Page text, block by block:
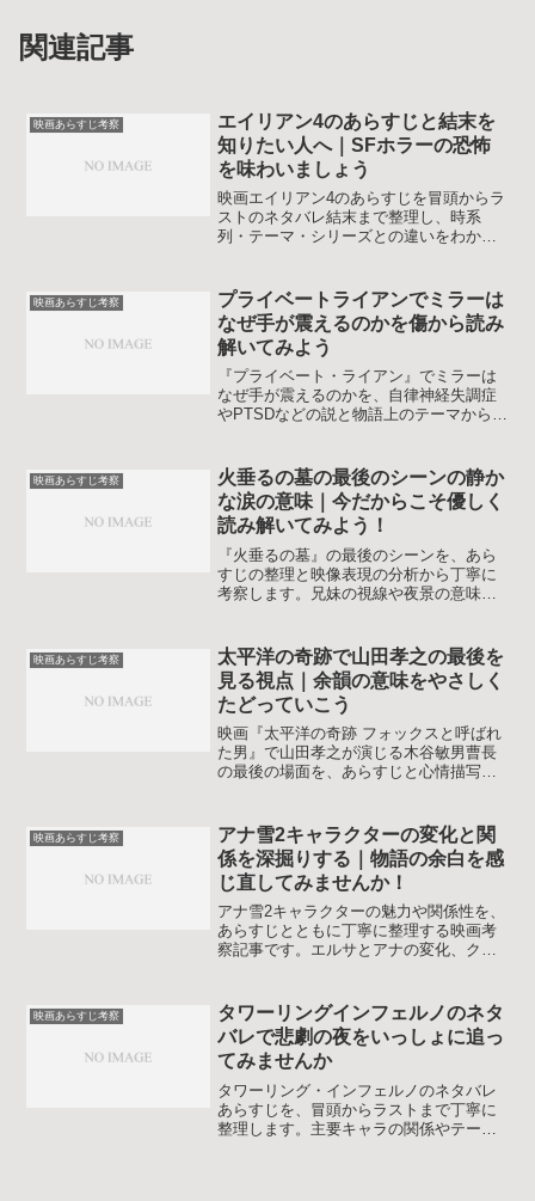
関連記事
映画あらすじ考察
エイリアン4のあらすじと結末を
知りたい人へ｜SFホラーの恐怖
を味わいましょう
映画エイリアン4のあらすじを冒頭からラ
ストのネタバレ結末まで整理し、時系
列・テーマ・シリーズとの違いをわかり
プリーのクローンやニューエイリアンの
関係性にも触れ、作品の怖さと切なさの
両方を味わえるガイドです。
映画あらすじ考察
プライベートライアンでミラーは
なぜ手が震えるのかを傷から読み
解いてみよう
『プライベート・ライアン』でミラーは
なぜ手が震えるのかを、自律神経失調症
やPTSDなどの説と物語上のテーマからや
映画あらすじ考察
火垂るの墓の最後のシーンの静か
な涙の意味｜今だからこそ優しく
読み解いてみよう！
『火垂るの墓』の最後のシーンを、あら
すじの整理と映像表現の分析から丁寧に
考察します。兄妹の視線や夜景の意味、
に深まるラストシーンの受け止め方を整
えられます。
映画あらすじ考察
太平洋の奇跡で山田孝之の最後を
見る視点｜余韻の意味をやさしく
たどっていこう
映画『太平洋の奇跡 フォックスと呼ばれ
た男』で山田孝之が演じる木谷敏男曹長
の最後の場面を、あらすじと心情描写、
なぜ最後まで投降を拒んだのかを整理
し、このラストを自分なりに受け止めや
すくなる記事です。
映画あらすじ考察
アナ雪2キャラクターの変化と関
係を深掘りする｜物語の余白を感
じ直してみませんか！
アナ雪2キャラクターの魅力や関係性を、
あらすじとともに丁寧に整理する映画考
察記事です。エルサとアナの変化、クリ
り合いやすい視点をまとめました。こど
もと一緒に観るときのポイントや、大人
目線で気づきやすいテーマも整理してい
ます。
映画あらすじ考察
タワーリングインフェルノのネタ
バレで悲劇の夜をいっしょに追っ
てみませんか
タワーリング・インフェルノのネタバレ
あらすじを、冒頭からラストまで丁寧に
整理します。主要キャラの関係やテー